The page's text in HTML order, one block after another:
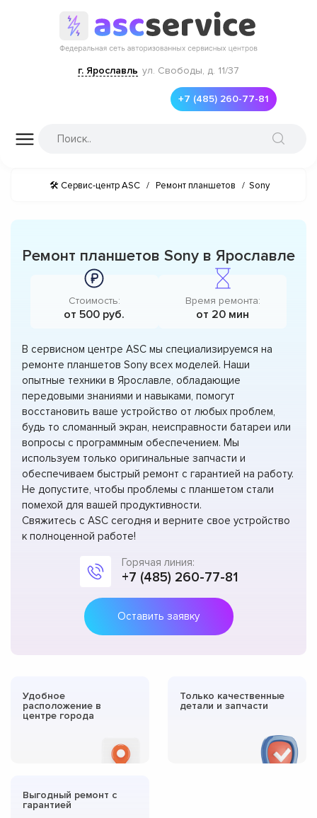
г. Ярославль ул. Свободы, д. 11/37
+7 (485) 260-77-81
🛠 Сервис-центр ASC / Ремонт планшетов / Sony
Ремонт планшетов Sony в Ярославле
Стоимость:
от 500 руб.
Время ремонта:
от 20 мин
В сервисном центре ASC мы специализируемся на
ремонте планшетов Sony всех моделей. Наши
опытные техники в Ярославле, обладающие
передовыми знаниями и навыками, помогут
восстановить ваше устройство от любых проблем,
будь то сломанный экран, неисправности батареи или
вопросы с программным обеспечением. Мы
используем только оригинальные запчасти и
обеспечиваем быстрый ремонт с гарантией на работу.
Не допустите, чтобы проблемы с планшетом стали
помехой для вашей продуктивности.
Свяжитесь с ASC сегодня и верните свое устройство
к полноценной работе!
Горячая линия:
+7 (485) 260-77-81
Оставить заявку
Удобное
расположение в
центре города
Только качественные
детали и запчасти
Выгодный ремонт с
гарантией